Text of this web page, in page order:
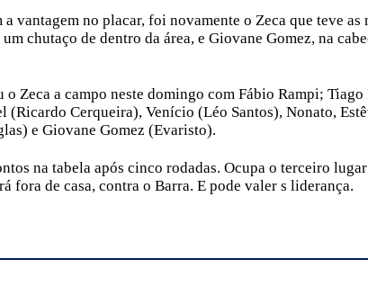
vantagem no placar, foi novamente o Zeca que teve as
chutaço de dentro da área, e Giovane Gomez, na
Zeca a campo neste domingo com Fábio Rampi; Tiago
(Ricardo Cerqueira), Venício (Léo Santos), Nonato,
e Giovane Gomez (Evaristo).
na tabela após cinco rodadas. Ocupa o terceiro
fora de casa, contra o Barra. E pode valer s liderança.